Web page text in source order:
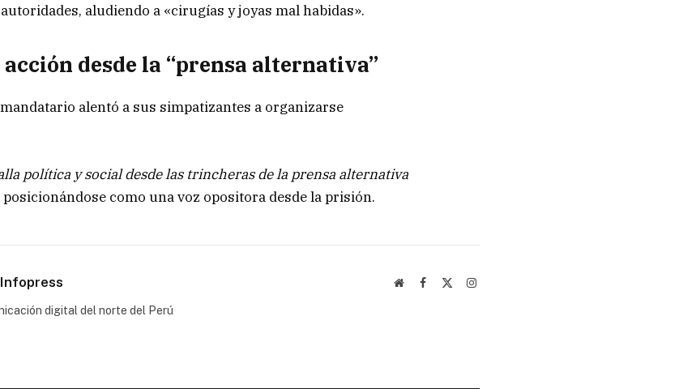
aludiendo a «cirugías y joyas mal habidas».
desde la “prensa alternativa”
alentó a sus simpatizantes a organizarse
política y social desde las trincheras de la prensa alternativa
como una voz opositora desde la prisión.
WebsiteFacebook Instagram
digital del norte del Perú